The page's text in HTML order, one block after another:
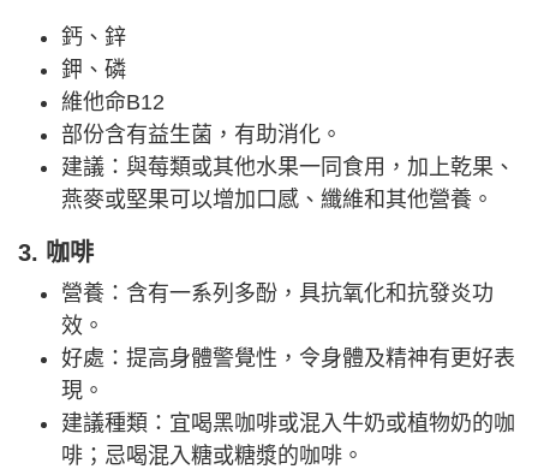
鈣、鋅
鉀、磷
維他命B12
部份含有益生菌，有助消化。
建議：與莓類或其他水果一同食用，加上乾果、
燕麥或堅果可以增加口感、纖維和其他營養。
3. 咖啡
營養：含有一系列多酚，具抗氧化和抗發炎功
效。
好處：提高身體警覺性，令身體及精神有更好表
現。
建議種類：宜喝黑咖啡或混入牛奶或植物奶的咖
啡；忌喝混入糖或糖漿的咖啡。